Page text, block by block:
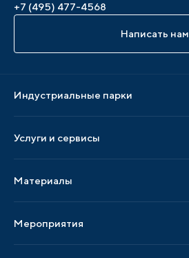
+7 (495) 477-4568
Написать нам
Индустриальные парки
Парки по регионам
Услуги и сервисы
Услуги по локализации
Материалы
Публикации СМИ и статьи
Мероприятия